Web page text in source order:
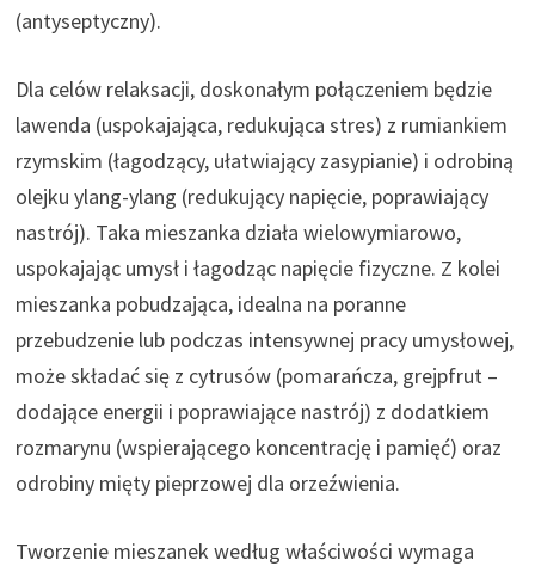
(antyseptyczny).
Dla celów relaksacji, doskonałym połączeniem będzie
lawenda (uspokajająca, redukująca stres) z rumiankiem
rzymskim (łagodzący, ułatwiający zasypianie) i odrobiną
olejku ylang-ylang (redukujący napięcie, poprawiający
nastrój). Taka mieszanka działa wielowymiarowo,
uspokajając umysł i łagodząc napięcie fizyczne. Z kolei
mieszanka pobudzająca, idealna na poranne
przebudzenie lub podczas intensywnej pracy umysłowej,
może składać się z cytrusów (pomarańcza, grejpfrut –
dodające energii i poprawiające nastrój) z dodatkiem
rozmarynu (wspierającego koncentrację i pamięć) oraz
odrobiny mięty pieprzowej dla orzeźwienia.
Tworzenie mieszanek według właściwości wymaga